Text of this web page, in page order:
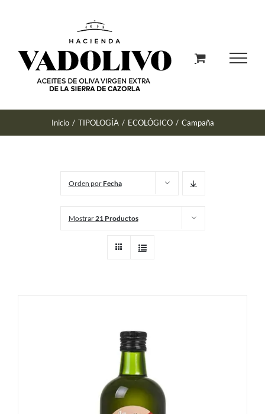
Inicio / TIPOLOGÍA / ECOLÓGICO / Campaña
Orden porFecha
Mostrar21 Productos